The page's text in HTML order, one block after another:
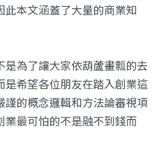
本文涵蓋了大量的商業知
是為了讓大家依葫蘆畫瓢的去
希望各位朋友在踏入創業這
的概念邏輯和方法論審視項
業最可怕的不是融不到錢而